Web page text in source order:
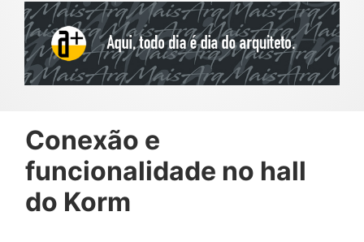
Conexão e
funcionalidade no hall
do Korm